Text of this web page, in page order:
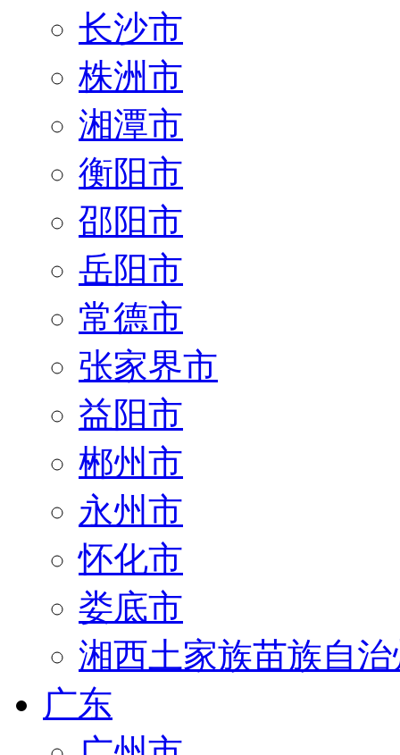
长沙市
株洲市
湘潭市
衡阳市
邵阳市
岳阳市
常德市
张家界市
益阳市
郴州市
永州市
怀化市
娄底市
湘西土家族苗族自治
广东